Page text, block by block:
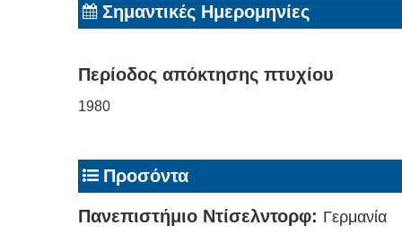
Σημαντικές Ημερομηνίες
Περίοδος απόκτησης πτυχίου
1980
Προσόντα
Πανεπιστήμιο Ντίσελντορφ: Γερμανία